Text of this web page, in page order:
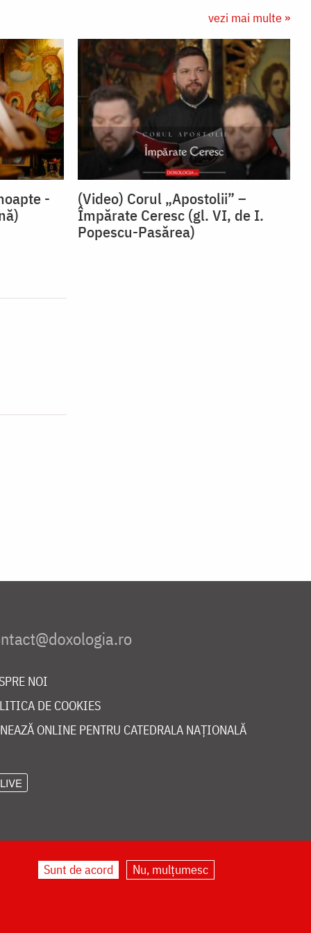
vezi mai multe »
-
(Video) Corul „Apostolii” –
⁠Împărate Ceresc (gl. VI, de I.
Popescu-Pasărea)
NOI
DE COOKIES
ONLINE PENTRU CATEDRALA NAȚIONALĂ
LIVE
Sunt de acord Nu, mulțumesc